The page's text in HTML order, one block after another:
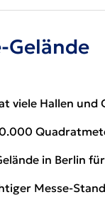
Gelände
viele Hallen und
in Berlin
Messe-